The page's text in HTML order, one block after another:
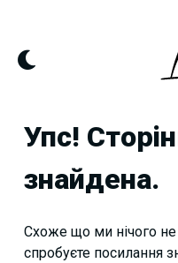
content
Упс!
знайдена.
Схоже що ми нічого
спробуєте посилання